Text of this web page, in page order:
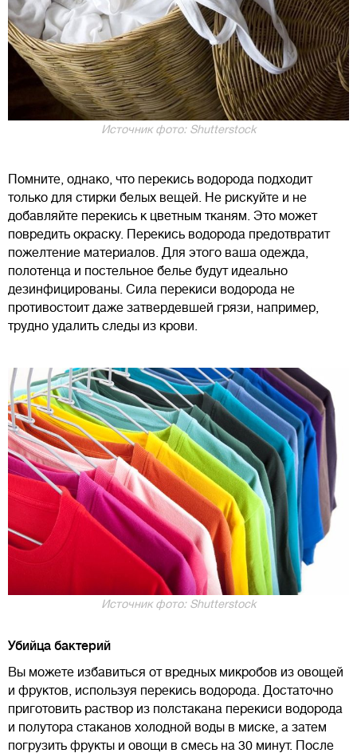
Источник фото: Shutterstock
Помните, однако, что перекись водорода подходит
только для стирки белых вещей. Не рискуйте и не
добавляйте перекись к цветным тканям. Это может
повредить окраску. Перекись водорода предотвратит
пожелтение материалов. Для этого ваша одежда,
полотенца и постельное белье будут идеально
дезинфицированы. Сила перекиси водорода не
противостоит даже затвердевшей грязи, например,
трудно удалить следы из крови.
Источник фото: Shutterstock
Убийца бактерий
Вы можете избавиться от вредных микробов из овощей
и фруктов, используя перекись водорода. Достаточно
приготовить раствор из полстакана перекиси водорода
и полутора стаканов холодной воды в миске, а затем
погрузить фрукты и овощи в смесь на 30 минут. После